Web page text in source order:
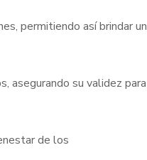
permitiendo así brindar un
asegurando su validez para
de los